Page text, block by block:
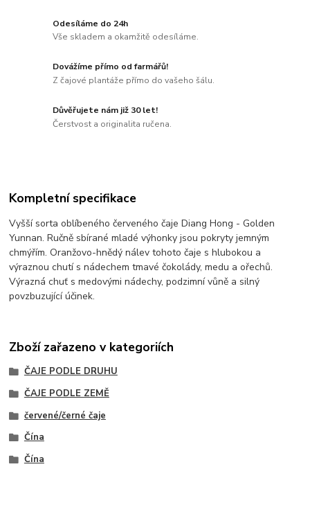
Odesíláme do 24h
Vše skladem a okamžitě odesíláme.
Dovážíme přímo od farmářů!
Z čajové plantáže přímo do vašeho šálu.
Důvěřujete nám již 30 let!
Čerstvost a originalita ručena.
Kompletní specifikace
Vyšší sorta oblíbeného červeného čaje Diang Hong - Golden
Yunnan. Ručně sbírané mladé výhonky jsou pokryty jemným
chmýřím. Oranžovo-hnědý nálev tohoto čaje s hlubokou a
výraznou chutí s nádechem tmavé čokolády, medu a ořechů.
Výrazná chuť s medovými nádechy, podzimní vůně a silný
povzbuzující účinek.
Zboží zařazeno v kategoriích
ČAJE PODLE DRUHU
ČAJE PODLE ZEMĚ
červené/černé čaje
Čína
Čína